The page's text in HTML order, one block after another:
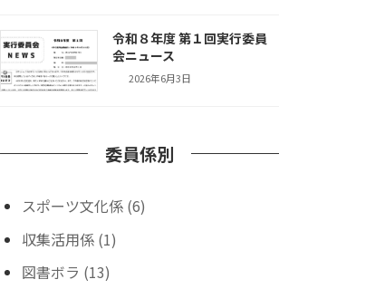
令和８年度 第１回実行委員
会ニュース
2026年6月3日
委員係別
スポーツ文化係 (6)
収集活用係 (1)
図書ボラ (13)